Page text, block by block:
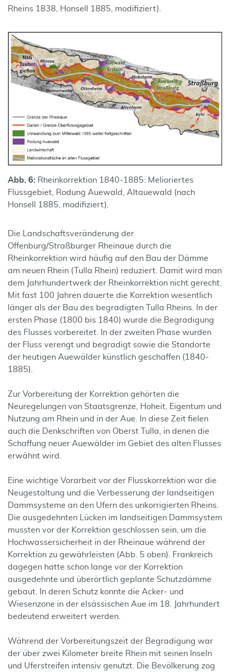
Rheins 1838, Honsell 1885, modifiziert).
Abb. 6: Rheinkorrektion 1840-1885: Melioriertes
Flussgebiet, Rodung Auewald, Altauewald (nach
Honsell 1885, modifiziert).
Die Landschaftsveränderung der
Offenburg/Straßburger Rheinaue durch die
Rheinkorrektion wird häufig auf den Bau der Dämme
am neuen Rhein (Tulla Rhein) reduziert. Damit wird man
dem Jahrhundertwerk der Rheinkorrektion nicht gerecht.
Mit fast 100 Jahren dauerte die Korrektion wesentlich
länger als der Bau des begradigten Tulla Rheins. In der
ersten Phase (1800 bis 1840) wurde die Begradigung
des Flusses vorbereitet. In der zweiten Phase wurden
der Fluss verengt und begradigt sowie die Standorte
der heutigen Auewälder künstlich geschaffen (1840-
1885).
Zur Vorbereitung der Korrektion gehörten die
Neuregelungen von Staatsgrenze, Hoheit, Eigentum und
Nutzung am Rhein und in der Aue. In diese Zeit fielen
auch die Denkschriften von Oberst Tulla, in denen die
Schaffung neuer Auewälder im Gebiet des alten Flusses
erwähnt wird.
Eine wichtige Vorarbeit vor der Flusskorrektion war die
Neugestaltung und die Verbesserung der landseitigen
Dammsysteme an den Ufern des unkorrigierten Rheins.
Die ausgedehnten Lücken im landseitigen Dammsystem
mussten vor der Korrektion geschlossen sein, um die
Hochwassersicherheit in der Rheinaue während der
Korrektion zu gewährleisten (Abb. 5 oben). Frankreich
dagegen hatte schon lange vor der Korrektion
ausgedehnte und überörtlich geplante Schutzdämme
gebaut. In deren Schutz konnte die Acker- und
Wiesenzone in der elsässischen Aue im 18. Jahrhundert
bedeutend erweitert werden.
Während der Vorbereitungszeit der Begradigung war
der über zwei Kilometer breite Rhein mit seinen Inseln
und Uferstreifen intensiv genutzt. Die Bevölkerung zog